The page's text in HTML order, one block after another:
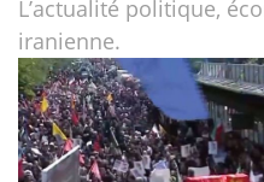
L’actualité politique,
iranienne.